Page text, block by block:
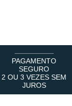
PAGAMENTO
SEGURO
2 OU 3 VEZES SEM
JUROS